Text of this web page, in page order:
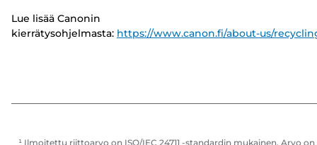
Lue lisää Canonin
kierrätysohjelmasta: https://www.canon.fi/about-us/
¹ Ilmoitettu riittoarvo on ISO/IEC 24711 -standardin mukainen. Arvo on